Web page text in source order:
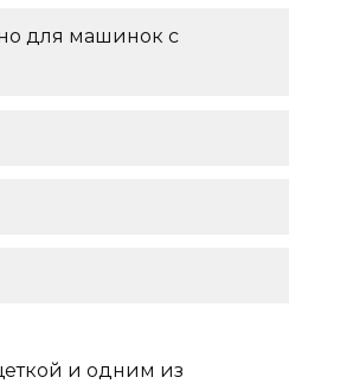
для машинок с
и одним из